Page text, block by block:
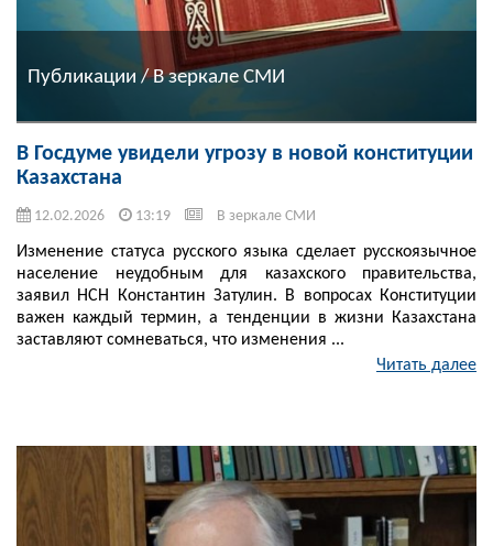
Публикации / В зеркале СМИ
В Госдуме увидели угрозу в новой конституции
Казахстана
12.02.2026 13:19 В зеркале СМИ
Изменение статуса русского языка сделает русскоязычное
население неудобным для казахского правительства,
заявил НСН Константин Затулин. В вопросах Конституции
важен каждый термин, а тенденции в жизни Казахстана
заставляют сомневаться, что изменения ...
Читать далее